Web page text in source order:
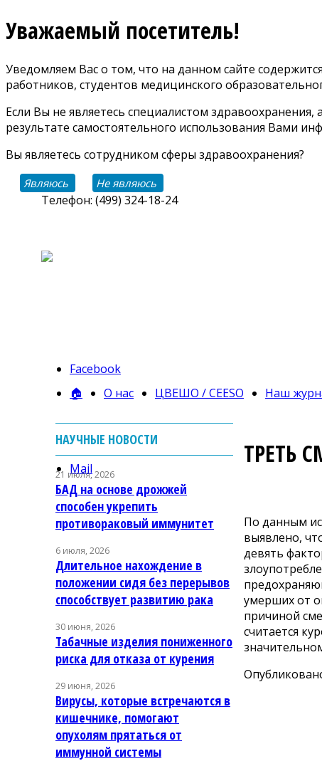
Уважаемый посетитель!
Уведомляем Вас о том, что на данном сайте
работников, студентов медицинского
Если Вы не являетесь специалистом
результате самостоятельного использования Вами
Вы являетесь сотрудником сферы здравоохранения?
Являюсь Не являюсь
Телефон: (499) 324-18-24
Facebook
Mail
🏠 О нас ЦВЕШО / CEESO Наш
ТРЕТЬ
По данным
выявлено,
девять
умерших от
причиной
считается
НАУЧНЫЕ НОВОСТИ
21 июля, 2026
БАД на основе дрожжей
способен укрепить
противораковый иммунитет
6 июля, 2026
Длительное нахождение в
положении сидя без перерывов
способствует развитию рака
30 июня, 2026
Табачные изделия пониженного
риска для отказа от курения
29 июня, 2026
Вирусы, которые встречаются в
кишечнике, помогают
опухолям прятаться от
иммунной системы